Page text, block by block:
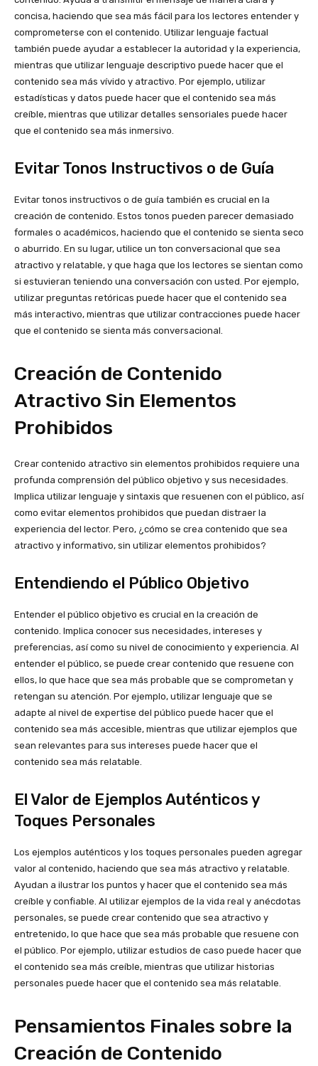
concisa, haciendo que sea más fácil para los lectores entender y
comprometerse con el contenido. Utilizar lenguaje factual
también puede ayudar a establecer la autoridad y la experiencia,
mientras que utilizar lenguaje descriptivo puede hacer que el
contenido sea más vívido y atractivo. Por ejemplo, utilizar
estadísticas y datos puede hacer que el contenido sea más
creíble, mientras que utilizar detalles sensoriales puede hacer
que el contenido sea más inmersivo.
Evitar Tonos Instructivos o de Guía
Evitar tonos instructivos o de guía también es crucial en la
creación de contenido. Estos tonos pueden parecer demasiado
formales o académicos, haciendo que el contenido se sienta seco
o aburrido. En su lugar, utilice un ton conversacional que sea
atractivo y relatable, y que haga que los lectores se sientan como
si estuvieran teniendo una conversación con usted. Por ejemplo,
utilizar preguntas retóricas puede hacer que el contenido sea
más interactivo, mientras que utilizar contracciones puede hacer
que el contenido se sienta más conversacional.
Creación de Contenido
Atractivo Sin Elementos
Prohibidos
Crear contenido atractivo sin elementos prohibidos requiere una
profunda comprensión del público objetivo y sus necesidades.
Implica utilizar lenguaje y sintaxis que resuenen con el público, así
como evitar elementos prohibidos que puedan distraer la
experiencia del lector. Pero, ¿cómo se crea contenido que sea
atractivo y informativo, sin utilizar elementos prohibidos?
Entendiendo el Público Objetivo
Entender el público objetivo es crucial en la creación de
contenido. Implica conocer sus necesidades, intereses y
preferencias, así como su nivel de conocimiento y experiencia. Al
entender el público, se puede crear contenido que resuene con
ellos, lo que hace que sea más probable que se comprometan y
retengan su atención. Por ejemplo, utilizar lenguaje que se
adapte al nivel de expertise del público puede hacer que el
contenido sea más accesible, mientras que utilizar ejemplos que
sean relevantes para sus intereses puede hacer que el
contenido sea más relatable.
El Valor de Ejemplos Auténticos y
Toques Personales
Los ejemplos auténticos y los toques personales pueden agregar
valor al contenido, haciendo que sea más atractivo y relatable.
Ayudan a ilustrar los puntos y hacer que el contenido sea más
creíble y confiable. Al utilizar ejemplos de la vida real y anécdotas
personales, se puede crear contenido que sea atractivo y
entretenido, lo que hace que sea más probable que resuene con
el público. Por ejemplo, utilizar estudios de caso puede hacer que
el contenido sea más creíble, mientras que utilizar historias
personales puede hacer que el contenido sea más relatable.
Pensamientos Finales sobre la
Creación de Contenido